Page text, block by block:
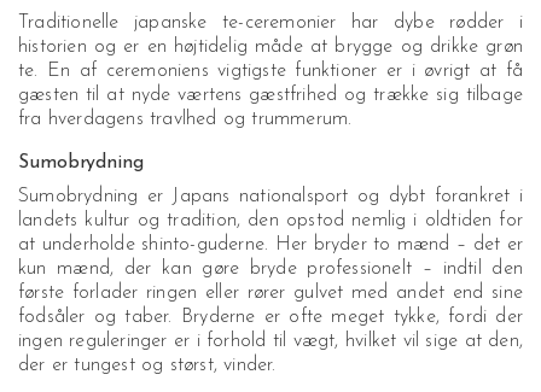
Traditionelle japanske te-ceremonier har dybe rødder i
historien og er en højtidelig måde at brygge og drikke grøn
te. En af ceremoniens vigtigste funktioner er i øvrigt at få
gæsten til at nyde værtens gæstfrihed og trække sig tilbage
fra hverdagens travlhed og trummerum.
Sumobrydning
Sumobrydning er Japans nationalsport og dybt forankret i
landets kultur og tradition, den opstod nemlig i oldtiden for
at underholde shinto-guderne. Her bryder to mænd – det er
kun mænd, der kan gøre bryde professionelt – indtil den
første forlader ringen eller rører gulvet med andet end sine
fodsåler og taber. Bryderne er ofte meget tykke, fordi der
ingen reguleringer er i forhold til vægt, hvilket vil sige at den,
der er tungest og størst, vinder.